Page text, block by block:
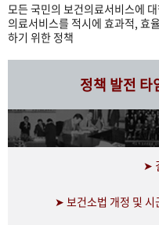
모든 국민의 보건의료서비스에
의료서비스를 적시에 효과적, 효
하기 위한 정책
정책 발전 타
➤
➤ 보건소법 개정 및 시